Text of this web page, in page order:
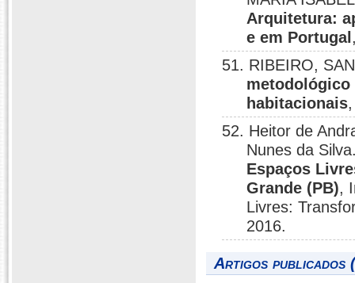
Arquitetura:
e em Portugal
51. RIBEIRO,
metodológico
habitacionais
52. Heitor de
Nunes da
Espaços
Grande (PB),
Livres:
2016.
Artigos publicados